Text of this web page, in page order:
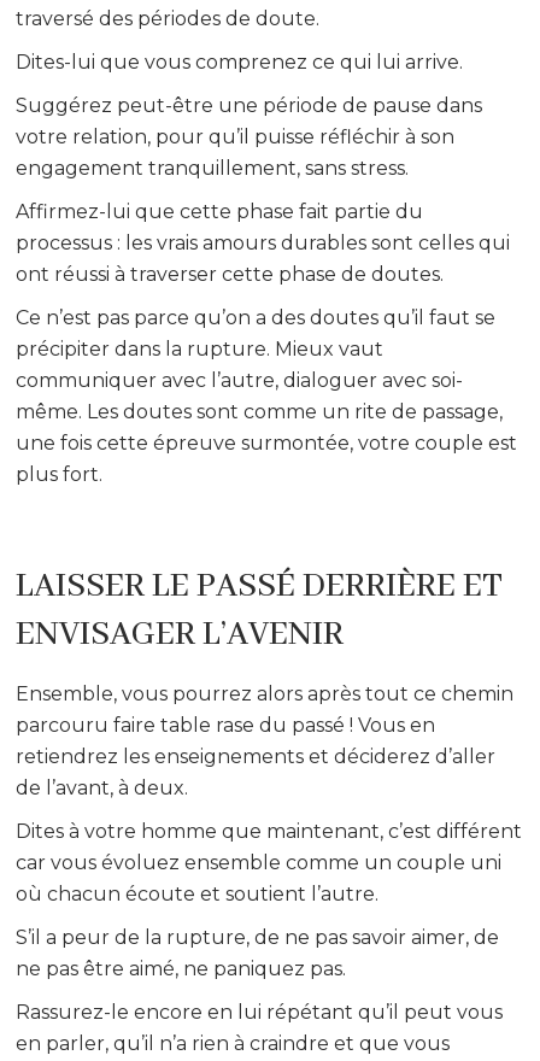
traversé des périodes de doute.
Dites-lui que vous comprenez ce qui lui arrive.
Suggérez peut-être une période de pause dans
votre relation, pour qu’il puisse réfléchir à son
engagement tranquillement, sans stress.
Affirmez-lui que cette phase fait partie du
processus : les vrais amours durables sont celles qui
ont réussi à traverser cette phase de doutes.
Ce n’est pas parce qu’on a des doutes qu’il faut se
précipiter dans la rupture. Mieux vaut
communiquer avec l’autre, dialoguer avec soi-
même. Les doutes sont comme un rite de passage,
une fois cette épreuve surmontée, votre couple est
plus fort.
LAISSER LE PASSÉ DERRIÈRE ET
ENVISAGER L’AVENIR
Ensemble, vous pourrez alors après tout ce chemin
parcouru faire table rase du passé ! Vous en
retiendrez les enseignements et déciderez d’aller
de l’avant, à deux.
Dites à votre homme que maintenant, c’est différent
car vous évoluez ensemble comme un couple uni
où chacun écoute et soutient l’autre.
S’il a peur de la rupture, de ne pas savoir aimer, de
ne pas être aimé, ne paniquez pas.
Rassurez-le encore en lui répétant qu’il peut vous
en parler, qu’il n’a rien à craindre et que vous